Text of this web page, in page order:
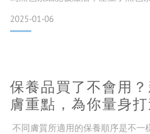
三步驟剖析，從根源解決暗沉斑點
制酪胺酸酶活性 「酪胺酸酶」是黑
2025-01-06
保養品買了不會用
膚重點，為你量身
步驟！
不同膚質所適用的保養順序是不一